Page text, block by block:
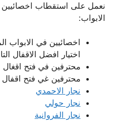
نعمل على استقطاب
الابواب:
اخصائيين في الابواب
اختيار افضل الاقفال
محترفين في فتح اقغال
محترفين غي فتح اقفال
نجار الاحمدي
نجار حولي
نجار الفروانية